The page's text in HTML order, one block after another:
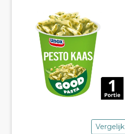
Vergelijk